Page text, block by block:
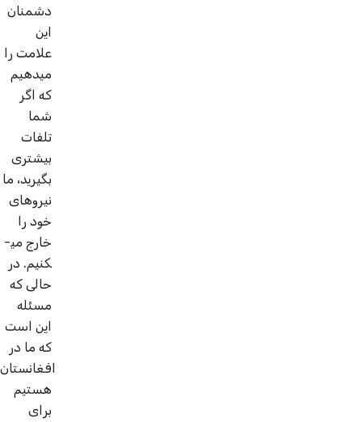
دشمنان
این
علامت را
می­دهیم
که اگر
شما
تلفات
بیشتری
بگیرید، ما
نیروهای
خود را
خارج می­
کنیم. در
حالی که
مسئله
این است
که ما در
افغانستان
هستیم
برای